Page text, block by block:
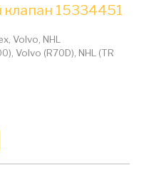
15334451
Volvo, NHL
Volvo (R70D), NHL (TR